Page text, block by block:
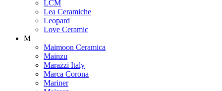
LCM
Lea Ceramiche
Leopard
Love Ceramic
M
Maimoon Ceramica
Mainzu
Marazzi Italy
Marca Corona
Mariner